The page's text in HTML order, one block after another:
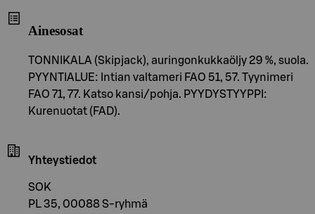
Ainesosat
TONNIKALA (Skipjack), auringonkukkaöljy 29 %, suola.
PYYNTIALUE: Intian valtameri FAO 51, 57. Tyynimeri
FAO 71, 77. Katso kansi/pohja. PYYDYSTYYPPI:
Kurenuotat (FAD).
Yhteystiedot
SOK
PL 35, 00088 S-ryhmä